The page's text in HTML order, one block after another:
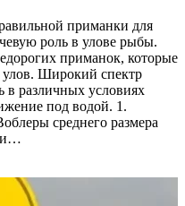
приманки для
роль в улове рыбы.
приманок, которые
Широкий спектр
в различных условиях
под водой. 1.
среднего размера